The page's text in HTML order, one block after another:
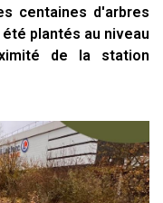
centaines d'arbres
plantés au niveau
de la station